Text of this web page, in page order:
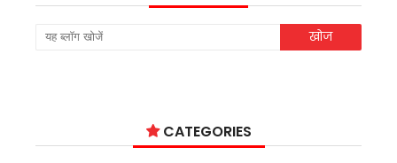
CATEGORIES